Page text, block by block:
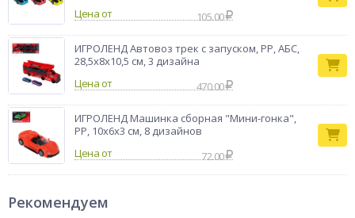
Цена от
105.00
ИГРОЛЕНД Автовоз трек с запуском, РР, АБС,
28,5х8х10,5 см, 3 дизайна
Цена от
470.00
ИГРОЛЕНД Машинка сборная "Мини-гонка",
PP, 10х6х3 см, 8 дизайнов
Цена от
72.00
Рекомендуем